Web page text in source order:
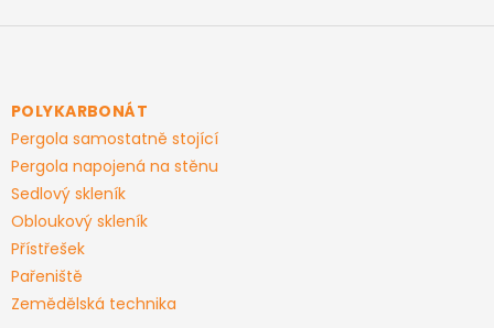
Z
aPOLYKARBONÁT
Pergola samostatně stojící
Pergola napojená na stěnu
Sedlový skleník
Obloukový skleník
Přístřešek
Pařeniště
Zemědělská technika